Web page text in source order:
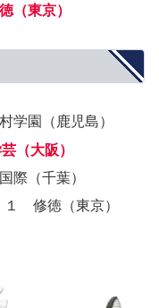
（東京）
園（鹿児島）
（大阪）
（千葉）
修徳（東京）